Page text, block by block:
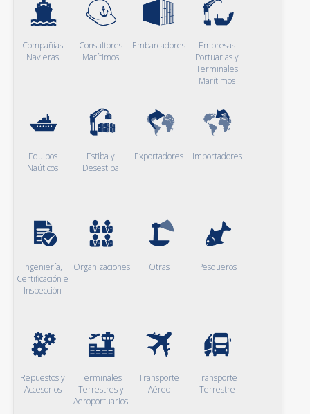
Compañías
Navieras
Consultores
Marítimos
Embarcadores
Empresas
Portuarias y
Terminales
Marítimos
Equipos
Naúticos
Estiba y
Desestiba
Exportadores Importadores
Ingeniería,
Certificación e
Inspección
Organizaciones Otras Pesqueros
Repuestos y
Accesorios
Terminales
Terrestres y
Aeroportuarios
Transporte
Aéreo
Transporte
Terrestre